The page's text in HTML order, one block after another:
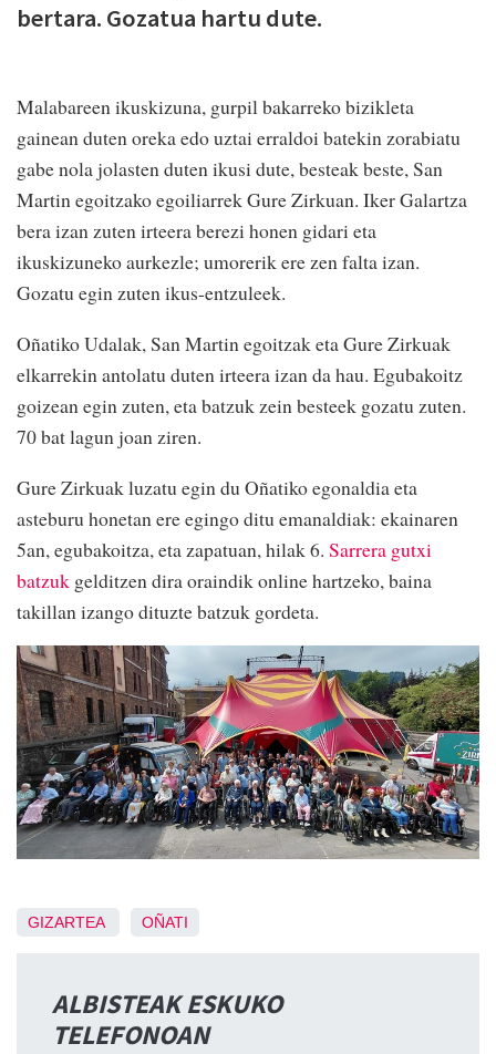
bertara. Gozatua hartu dute.
Malabareen ikuskizuna, gurpil bakarreko bizikleta
gainean duten oreka edo uztai erraldoi batekin zorabiatu
gabe nola jolasten duten ikusi dute, besteak beste, San
Martin egoitzako egoiliarrek Gure Zirkuan. Iker Galartza
bera izan zuten irteera berezi honen gidari eta
ikuskizuneko aurkezle; umorerik ere zen falta izan.
Gozatu egin zuten ikus-entzuleek.
Oñatiko Udalak, San Martin egoitzak eta Gure Zirkuak
elkarrekin antolatu duten irteera izan da hau. Egubakoitz
goizean egin zuten, eta batzuk zein besteek gozatu zuten.
70 bat lagun joan ziren.
Gure Zirkuak luzatu egin du Oñatiko egonaldia eta
asteburu honetan ere egingo ditu emanaldiak: ekainaren
5an, egubakoitza, eta zapatuan, hilak 6. Sarrera gutxi
batzuk gelditzen dira oraindik online hartzeko, baina
takillan izango dituzte batzuk gordeta.
GIZARTEA OÑATI
ALBISTEAK ESKUKO
TELEFONOAN